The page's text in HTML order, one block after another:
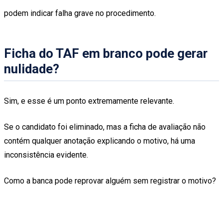
podem indicar falha grave no procedimento.
Ficha do TAF em branco pode gerar
nulidade?
Sim, e esse é um ponto extremamente relevante.
Se o candidato foi eliminado, mas a ficha de avaliação não
contém qualquer anotação explicando o motivo, há uma
inconsistência evidente.
Como a banca pode reprovar alguém sem registrar o motivo?